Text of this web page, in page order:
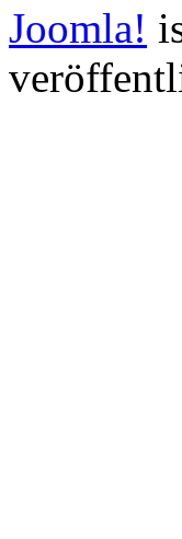
Joomla!